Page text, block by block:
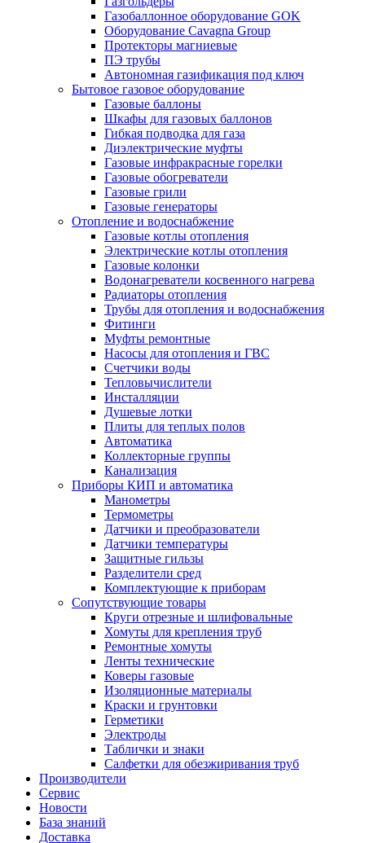
Газобаллонное оборудование GOK
Оборудование Cavagna Group
Протекторы магниевые
ПЭ трубы
Автономная газификация под ключ
Бытовое газовое оборудование
Газовые баллоны
Шкафы для газовых баллонов
Гибкая подводка для газа
Диэлектрические муфты
Газовые инфракрасные горелки
Газовые обогреватели
Газовые грили
Газовые генераторы
Отопление и водоснабжение
Газовые котлы отопления
Электрические котлы отопления
Газовые колонки
Водонагреватели косвенного нагрева
Радиаторы отопления
Трубы для отопления и водоснабжения
Фитинги
Муфты ремонтные
Насосы для отопления и ГВС
Счетчики воды
Тепловычислители
Инсталляции
Душевые лотки
Плиты для теплых полов
Автоматика
Коллекторные группы
Канализация
Приборы КИП и автоматика
Манометры
Термометры
Датчики и преобразователи
Датчики температуры
Защитные гильзы
Разделители сред
Комплектующие к приборам
Сопутствующие товары
Круги отрезные и шлифовальные
Хомуты для крепления труб
Ремонтные хомуты
Ленты технические
Коверы газовые
Изоляционные материалы
Краски и грунтовки
Герметики
Электроды
Таблички и знаки
Салфетки для обезжиривания труб
Производители
Сервис
Новости
База знаний
Доставка